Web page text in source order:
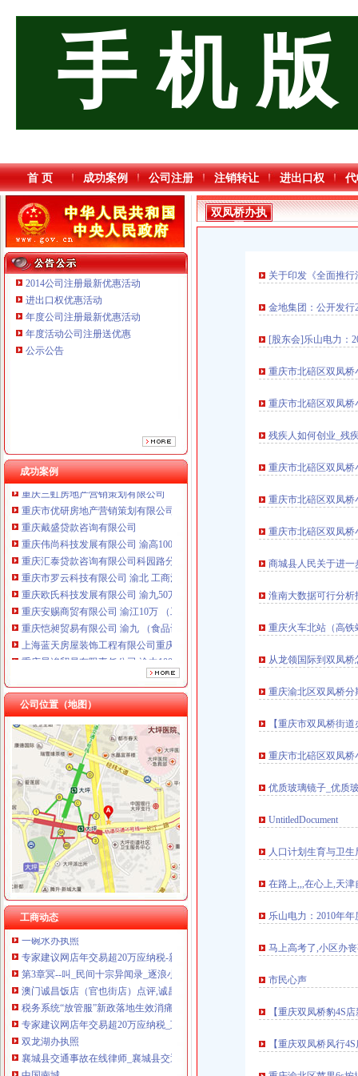
手 机 版
首 页 成功案例 公司注册 注销转让 进出口权
2014公司注册最新优惠活动
进出口权优惠活动
年度公司注册最新优惠活动
年度活动公司注册送优惠
公示公告
成功案例
重庆星竣贸易有限责任公司 渝中100万 （进出口权）
重庆三虹房地产营销策划有限公司
重庆市优研房地产营销策划有限公司
重庆戴盛贷款咨询有限公司
重庆伟尚科技发展有限公司 渝高100万 （工商注册）
重庆汇泰贷款咨询有限公司科园路分公司 渝高 （工商注册）
重庆市罗云科技有限公司 渝北 工商注册
重庆欧氏科技发展有限公司 渝九50万 （进出口权）
重庆安赐商贸有限公司 渝江10万 （工商注册）
重庆恺昶贸易有限公司 渝九 （食品许可证）
上海蓝天房屋装饰工程有限公司重庆分公司 渝北 （工商注册）
重庆星竣贸易有限责任公司 渝中100万 （进出口权）
重庆三虹房地产营销策划有限公司
重庆戴盛贷款咨询有限公司
重庆伟尚科技发展有限公司 渝高100万 （工商注册）
重庆汇泰贷款咨询有限公司科园路分公司 渝高 （工商注册）
重庆市罗云科技有限公司 渝北 工商注册
重庆欧氏科技发展有限公司 渝九50万 （进出口权）
重庆安赐商贸有限公司 渝江10万 （工商注册）
重庆恺昶贸易有限公司 渝九 （食品许可证）
上海蓝天房屋装饰工程有限公司重庆分公司 渝北 （工商注册）
公司位置（地图）
工商动态
空港新城
【许昌空港新城（二期）二手房|空港新城（二期）二手房买卖】-许昌
空港新城公寓出租_济南空港新城酒店式公寓房屋出租价格,空港新城
空港新城简单装修租房,滨州空港新城简装出租整租,滨州空港新城简
空港新城房价网,2018空港新城房价走势图,南宁萧山空港新城二手房
空港新城1号线路_空港新城1号线公交车路线_咸空港新城1号线路_
松树桥办执照
残屑飞扬——晋江文学城网友交流区
隆平高科：湖南启元律师事务所关于公司发行股份购买资产暨关联交易
中央环保督察组向山东转办群众信访举报件及边督边改公开况一览表
税收法律法规汇编2010版-MBA智库文档
“三不管”砂石场年内变身景观林-新闻频道-和讯网
一碗水办执照
专家建议网店年交易超20万应纳税-新疆天山网
第3章冥--叫_民间十宗异闻录_逐浪小说
澳门诚昌饭店（官也街店）点评,诚昌饭店（官也街店）地址_电话_
税务系统“放管服”新政落地生效消痛疏堵破解办税难点_凤凰财经
专家建议网店年交易超20万应纳税_互联网资讯_中国IDC圈
双龙湖办执照
襄城县交通事故在线律师_襄城县交通事故律师在线免费咨询_华律网
中国南城
双凤桥办执
照
关于印发《全面推
金地集团：公开发行
[股东会]乐山电力：
重庆市北碚区双凤桥
重庆市北碚区双凤
残疾人如何创业_残
重庆市北碚区双凤
重庆市北碚区双凤
重庆市北碚区双凤
商城县人民关于进
淮南大数据可行分
重庆火车北站（高
从龙领国际到双凤
重庆渝北区双凤桥分
【重庆市双凤桥街
重庆市北碚区双凤
优质玻璃镜子_优质
UntitledDocument
人口计划生育与卫
在路上,,,在心上,天
乐山电力：2010年
马上高考了,小区办
市民心声
【重庆双凤桥豹4S
【重庆双凤桥风行